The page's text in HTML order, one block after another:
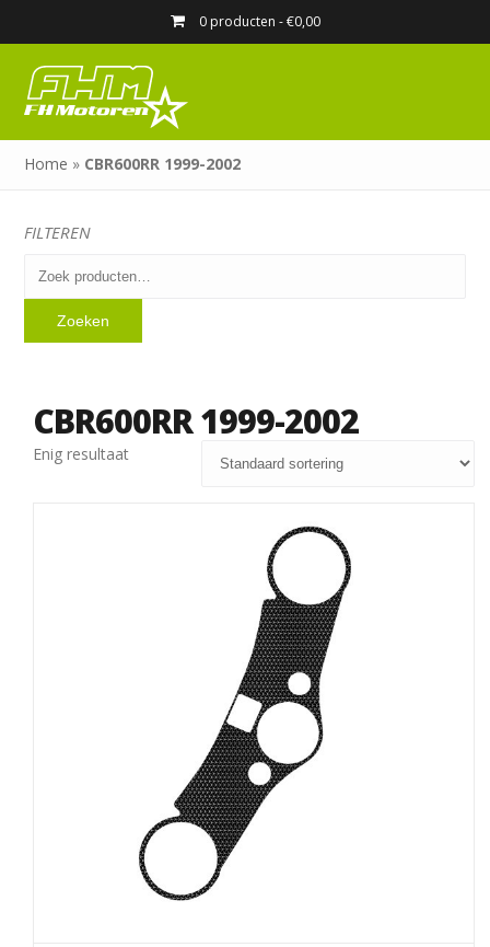
0 producten -€0,00
Home » CBR600RR 1999-2002
FILTEREN
Zoeken
naar:
Zoeken
CBR600RR 1999-2002
Enig resultaat